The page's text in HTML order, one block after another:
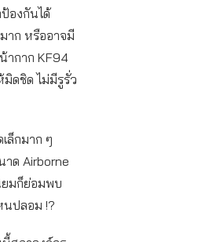
องกันได้
าก หรืออาจมี
ากาก KF94
มิดชิด ไม่มีรูรั่ว
ล็กมาก ๆ
าด Airborne
ยมก็ย่อมพบ
นปลอม !?